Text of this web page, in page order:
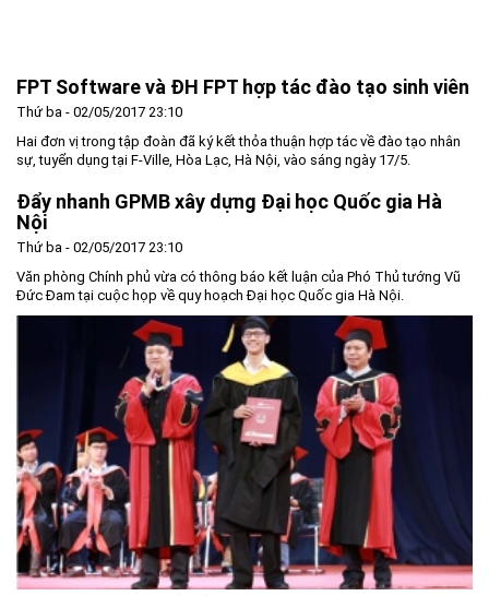
Lịch sử hình thành và phát triển
Lãnh đạo Ban Quản lý
Cơ cấu tổ chức
Tin tức - sự kiện ▼
Chính sách mới
Doanh nghiệp
Đào tạo và Nghiên cứu
Cách mạng công nghiệp lần thứ 4
Quy hoạch tổng thể
Quy hoạch khu chức năng
Ưu thế
Vị trí
Cơ chế ưu đãi đầu tư
Cơ chế Một cửa
Nguồn nhân lực
Nhà đầu tư
Hướng dẫn đầu tư
Trình tự, thủ tục đầu tư
Tiêu chí đầu tư
Lĩnh vực đầu tư
Quản lý và vận hành dự án đầu tư
Văn bản pháp luật ▼
Các thủ tục hành chính
Doanh nghiệp
Khu CNC Hòa Lạc
Lao động
Môi trường
Quy hoạch - Xây dựng
Ưu đãi đầu tư
Thông báo
Thông báo chung
Tuyển dụng
Công khai ngân sách
Liên hệ - Liên kết
Liên kết
Liên hệ
FPT Software và ĐH FPT hợp tác đào tạo sinh viên
Thứ ba - 02/05/2017 23:10
Hai đơn vị trong tập đoàn đã ký kết thỏa thuận hợp tác về đào tạo nhân
sự, tuyển dụng tại F-Ville, Hòa Lạc, Hà Nội, vào sáng ngày 17/5.
Đẩy nhanh GPMB xây dựng Đại học Quốc gia Hà
Nội
Thứ ba - 02/05/2017 23:10
Văn phòng Chính phủ vừa có thông báo kết luận của Phó Thủ tướng Vũ
Đức Đam tại cuộc họp về quy hoạch Đại học Quốc gia Hà Nội.